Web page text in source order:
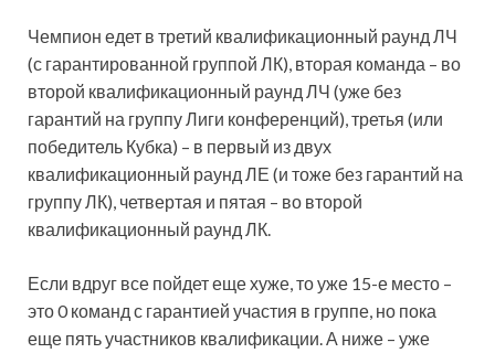
Чемпион едет в третий квалификационный раунд ЛЧ
(с гарантированной группой ЛК), вторая команда – во
второй квалификационный раунд ЛЧ (уже без
гарантий на группу Лиги конференций), третья (или
победитель Кубка) – в первый из двух
квалификационный раунд ЛЕ (и тоже без гарантий на
группу ЛК), четвертая и пятая – во второй
квалификационный раунд ЛК.
Если вдруг все пойдет еще хуже, то уже 15-е место –
это 0 команд с гарантией участия в группе, но пока
еще пять участников квалификации. А ниже – уже